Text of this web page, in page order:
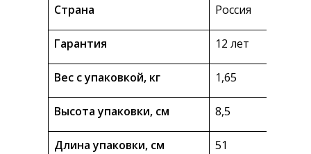
Страна Россия
Гарантия 12 лет
Вес с упаковкой, кг 1,65
Высота упаковки, см 8,5
Длина упаковки, см 51